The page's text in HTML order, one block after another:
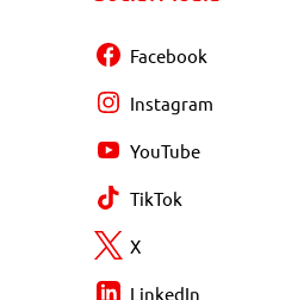
Facebook
Instagram
YouTube
TikTok
X
LinkedIn